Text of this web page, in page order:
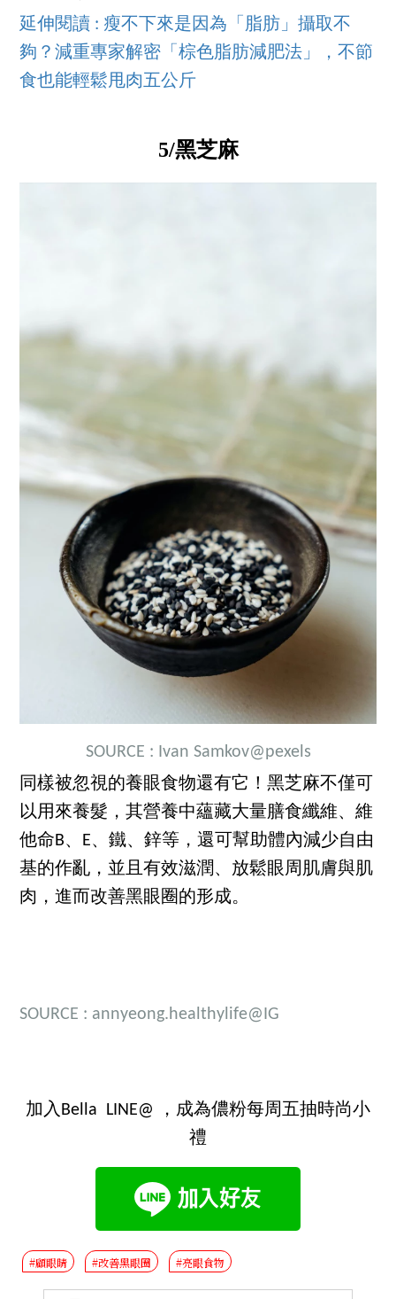
延伸閱讀 : 瘦不下來是因為「脂肪」攝取不
夠？減重專家解密「棕色脂肪減肥法」，不節
食也能輕鬆甩肉五公斤
5/黑芝麻
SOURCE : Ivan Samkov@pexels
同樣被忽視的養眼食物還有它！黑芝麻不僅可
以用來養髮，其營養中蘊藏大量膳食纖維、維
他命B、E、鐵、鋅等，還可幫助體內減少自由
基的作亂，並且有效滋潤、放鬆眼周肌膚與肌
肉，進而改善黑眼圈的形成。
SOURCE : annyeong.healthylife@IG
加入Bella LINE@ ，成為儂粉每周五抽時尚小
禮
#顧眼睛 #改善黑眼圈 #亮眼食物